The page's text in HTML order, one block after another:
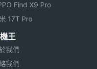
Find X9 Pro
17T Pro
王
我們
我們